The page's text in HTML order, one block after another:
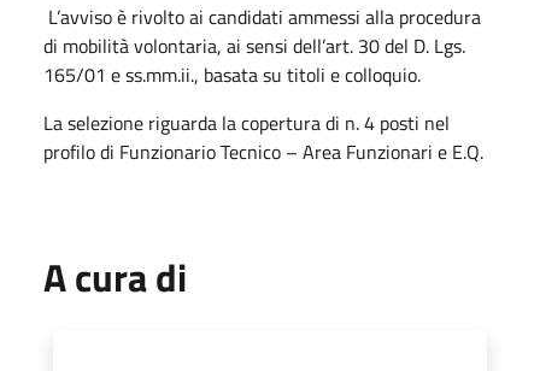
L’avviso è rivolto ai candidati ammessi alla procedura
di mobilità volontaria, ai sensi dell’art. 30 del D. Lgs.
165/01 e ss.mm.ii., basata su titoli e colloquio.
La selezione riguarda la copertura di n. 4 posti nel
profilo di Funzionario Tecnico – Area Funzionari e E.Q.
A cura di